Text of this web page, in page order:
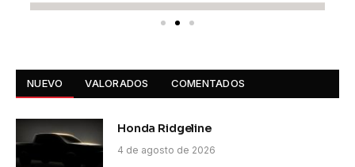
NUEVO VALORADOS COMENTADOS
Honda Ridgeline
4 de agosto de 2026